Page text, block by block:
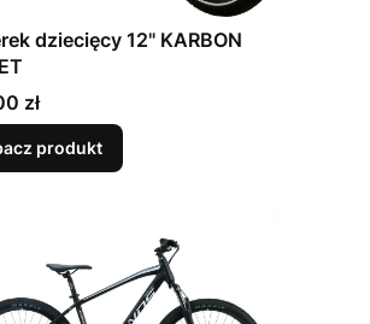
dziecięcy 12" KARBON
zł
produkt